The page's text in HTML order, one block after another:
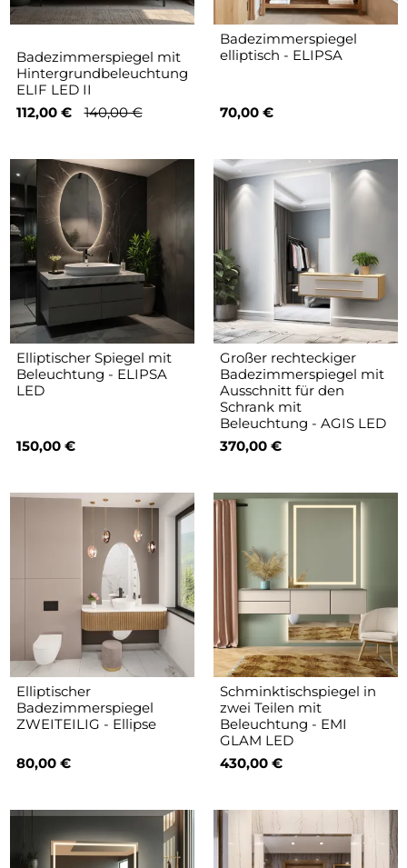
Badezimmerspiegel mit
Hintergrundbeleuchtung
ELIF LED II
112,00 €
140,00 €
Badezimmerspiegel
elliptisch - ELIPSA
70,00 €
Elliptischer Spiegel mit
Beleuchtung - ELIPSA
LED
150,00 €
Großer rechteckiger
Badezimmerspiegel mit
Ausschnitt für den
Schrank mit
Beleuchtung - AGIS LED
370,00 €
Elliptischer
Badezimmerspiegel
ZWEITEILIG - Ellipse
80,00 €
Schminktischspiegel in
zwei Teilen mit
Beleuchtung - EMI
GLAM LED
430,00 €